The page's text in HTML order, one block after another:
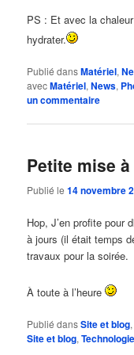
PS : Et avec la
hydrater.
Publié dansMatériel,
avecMatériel,News,
un commentaire
Petite mise
Publié le14 novembre
Hop, J’en profite pour
à jours (il était temps
travaux pour la soirée.
À toute à l’heure
Publié dansSite et blog
Site et blog,Technologie